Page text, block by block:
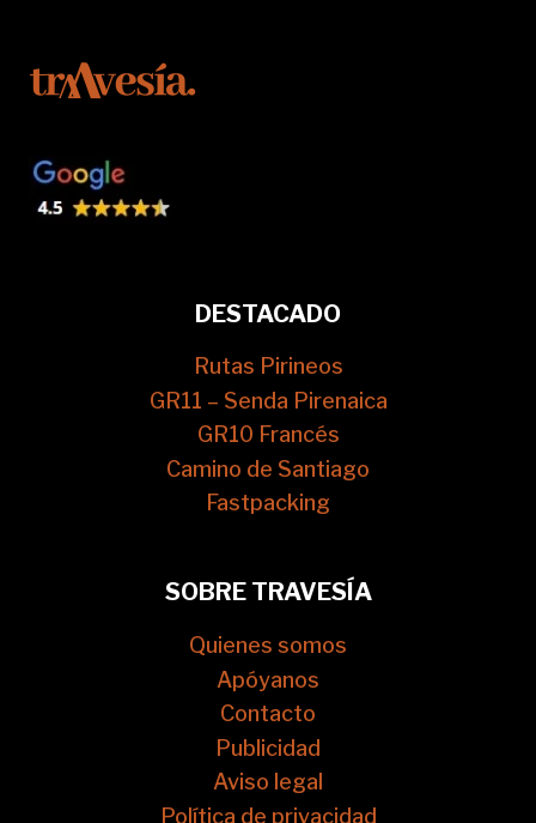
DESTACADO
Rutas Pirineos
GR11 – Senda Pirenaica
GR10 Francés
Camino de Santiago
Fastpacking
SOBRE TRAVESÍA
Quienes somos
Apóyanos
Contacto
Publicidad
Aviso legal
Política de privacidad